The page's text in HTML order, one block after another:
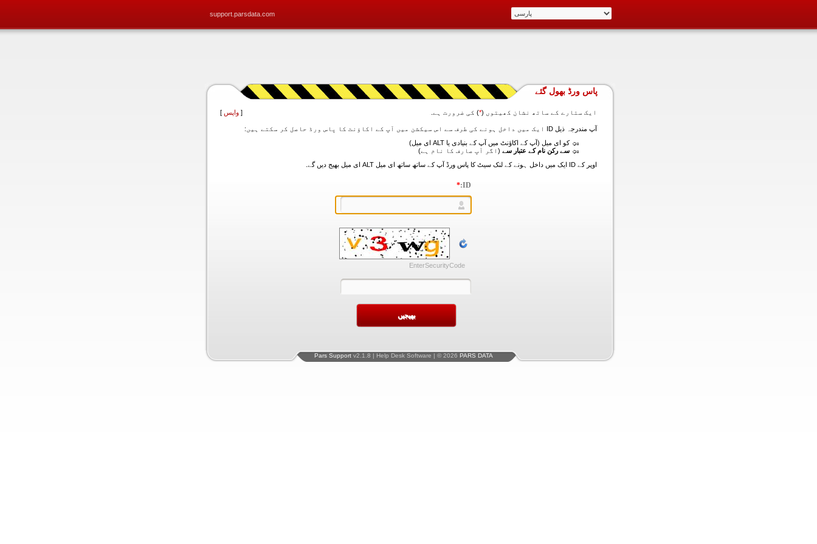
support.parsdata.com
پاس ورڈ بھول گئے
ایک ستارے کے ساتھ نشان کھیتوں (*) کی ضرورت ہے. [ واپس ]
آپ مندرجہ ذیل ID ایک میں داخل ہونے کی طرف سے اس سیکشن میں آپ کے اکاؤنٹ کا پاس ورڈ حاصل کر سکتے ہیں:
کو ای میل (آپ کے اکاؤنٹ میں آپ کے بنیادی یا ALT ای میل)
سے رکن نام کے عتبار سے (اگر آپ صارف کا نام ہے)
اوپر کے ID ایک میں داخل ہونے کے لنک سیٹ کا پاس ورڈ آپ کے ساتھ ساتھ ای میل ALT ای میل بھیج دیں گے.
ID:
*
EnterSecurityCode
Pars Support v2.1.8 | Help Desk Software | © 2026 PARS DATA